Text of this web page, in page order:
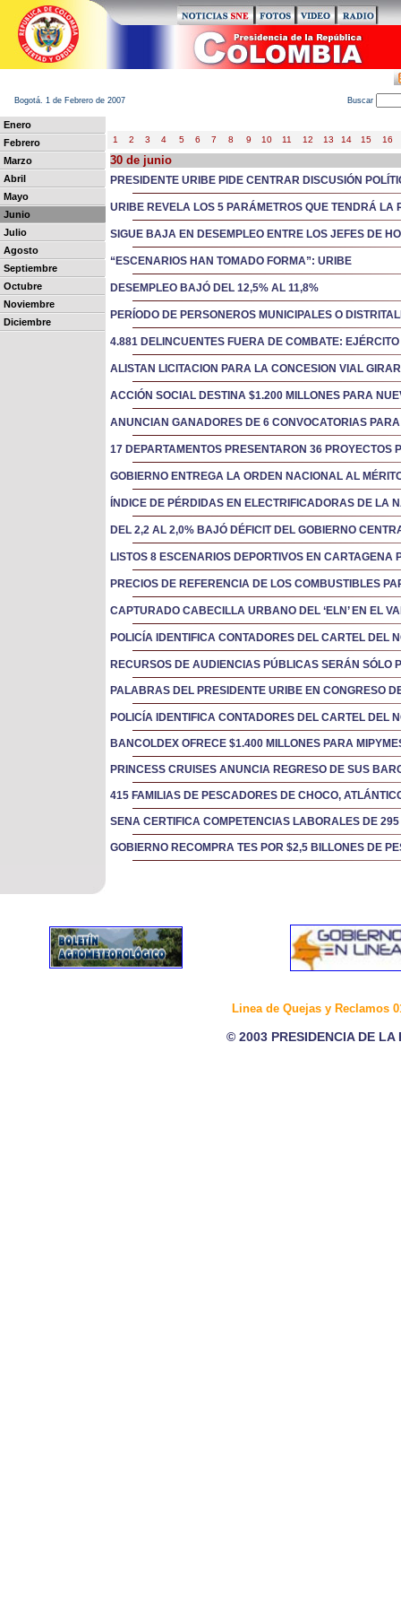
Bogotá. 1 de Febrero de 2007 Buscar
Enero
Febrero
Marzo
Abril
Mayo
Junio
Julio
Agosto
Septiembre
Octubre
Noviembre
Diciembre
1 2 3 4 5 6 7 8 9 10 11 12 13 14 15 16
30 de junio
PRESIDENTE URIBE PIDE CENTRAR DISCUSIÓN
URIBE REVELA LOS 5 PARÁMETROS QUE TENDRÁ LA
SIGUE BAJA EN DESEMPLEO ENTRE LOS JEFES DE
“ESCENARIOS HAN TOMADO FORMA”: URIBE
DESEMPLEO BAJÓ DEL 12,5% AL 11,8%
PERÍODO DE PERSONEROS MUNICIPALES O
4.881 DELINCUENTES FUERA DE COMBATE: EJÉRCITO
ALISTAN LICITACION PARA LA CONCESION VIAL
ACCIÓN SOCIAL DESTINA $1.200 MILLONES PARA
ANUNCIAN GANADORES DE 6 CONVOCATORIAS
17 DEPARTAMENTOS PRESENTARON 36 PROYECTOS
GOBIERNO ENTREGA LA ORDEN NACIONAL AL
ÍNDICE DE PÉRDIDAS EN ELECTRIFICADORAS DE LA
DEL 2,2 AL 2,0% BAJÓ DÉFICIT DEL GOBIERNO
LISTOS 8 ESCENARIOS DEPORTIVOS EN
PRECIOS DE REFERENCIA DE LOS COMBUSTIBLES
CAPTURADO CABECILLA URBANO DEL ‘ELN’ EN EL
POLICÍA IDENTIFICA CONTADORES DEL CARTEL DEL
RECURSOS DE AUDIENCIAS PÚBLICAS SERÁN SÓLO
PALABRAS DEL PRESIDENTE URIBE EN CONGRESO
POLICÍA IDENTIFICA CONTADORES DEL CARTEL DEL
BANCOLDEX OFRECE $1.400 MILLONES PARA
PRINCESS CRUISES ANUNCIA REGRESO DE SUS
415 FAMILIAS DE PESCADORES DE CHOCO,
SENA CERTIFICA COMPETENCIAS LABORALES DE
GOBIERNO RECOMPRA TES POR $2,5 BILLONES DE
Linea de Quejas y Reclamos
© 2003 PRESIDENCIA DE LA